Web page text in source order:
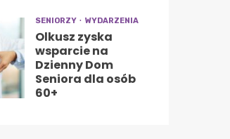
SENIORZY WYDARZENIA
Olkusz zyska
wsparcie na
Dzienny Dom
Seniora dla osób
60+